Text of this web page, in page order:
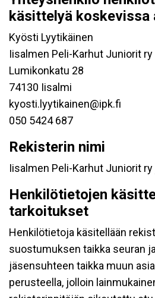
käsittelyä koskevissa
Kyösti Lyytikäinen
Iisalmen Peli-Karhut Juniorit ry
Lumikonkatu 28
74130 Iisalmi
kyosti.lyytikainen@ipk.fi
050 5424 687
Rekisterin nimi
Iisalmen Peli-Karhut Juniorit
Henkilötietojen
tarkoitukset
Henkilötietoja käsitellään
suostumuksen taikka seuran
jäsensuhteen taikka muun
perusteella, jolloin